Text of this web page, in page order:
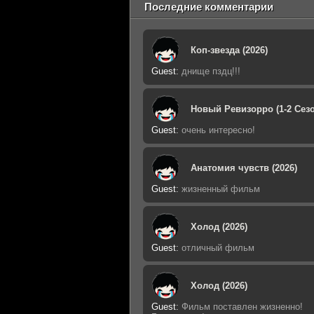
Последние комментарии
Коп-звезда (2026)
Guest: днище пздц!!!
Новый Ревизорро (1-2
Guest: очень интересно!
Анатомия чувств (2026)
Guest: жизненный фильм
Холод (2026)
Guest: отличный фильм
Холод (2026)
Guest: Фильм поставлен жизненно!